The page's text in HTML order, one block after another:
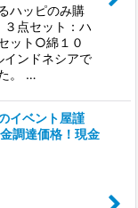
ハッピのみ購
点セット：ハ
ット○綿１０
ンドネシアで
。 …
イベント屋謹
調達価格！現金